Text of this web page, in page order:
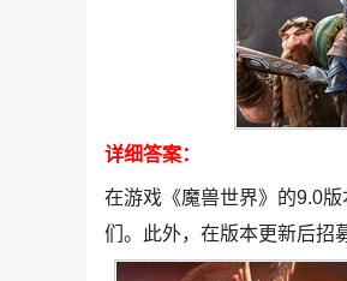
详细答案：
在游戏《魔兽世界》的9.0
们。此外，在版本更新后招